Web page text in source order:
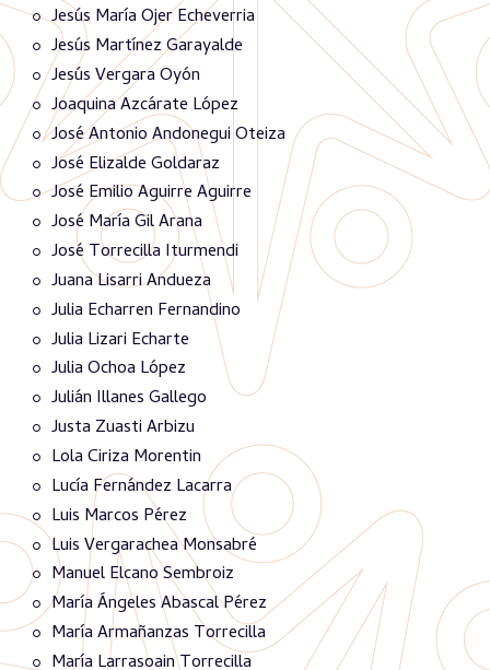
Jesús María Ojer Echeverria
Jesús Martínez Garayalde
Jesús Vergara Oyón
Joaquina Azcárate López
José Antonio Andonegui Oteiza
José Elizalde Goldaraz
José Emilio Aguirre Aguirre
José María Gil Arana
José Torrecilla Iturmendi
Juana Lisarri Andueza
Julia Echarren Fernandino
Julia Lizari Echarte
Julia Ochoa López
Julián Illanes Gallego
Justa Zuasti Arbizu
Lola Ciriza Morentin
Lucía Fernández Lacarra
Luis Marcos Pérez
Luis Vergarachea Monsabré
Manuel Elcano Sembroiz
María Ángeles Abascal Pérez
María Armañanzas Torrecilla
María Larrasoain Torrecilla